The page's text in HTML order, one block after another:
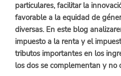
particulares, facilitar la
favorable a la equidad de
diversas. En este blog
impuesto a la renta y el
tributos importantes en los
los dos se complementan y no